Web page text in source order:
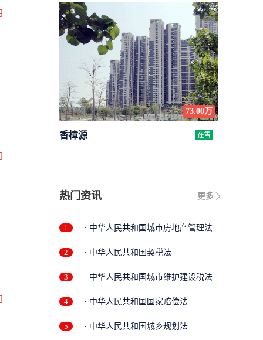
73.00万
香樟源 在售
更多
热门资讯
1 · 中华人民共和国城市房地产管理法
2 · 中华人民共和国契税法
3 · 中华人民共和国城市维护建设税法
4 · 中华人民共和国国家赔偿法
5 · 中华人民共和国城乡规划法